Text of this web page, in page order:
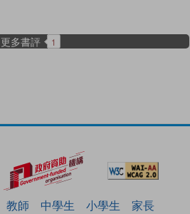
更多書評 1
教師 中學生 小學生
家長